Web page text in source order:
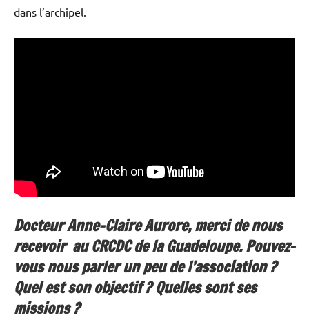
dans l’archipel.
Docteur Anne-Claire Aurore, merci de nous
recevoir au CRCDC de la Guadeloupe. Pouvez-
vous nous parler un peu de l’association ?
Quel est son objectif ? Quelles sont ses
missions ?